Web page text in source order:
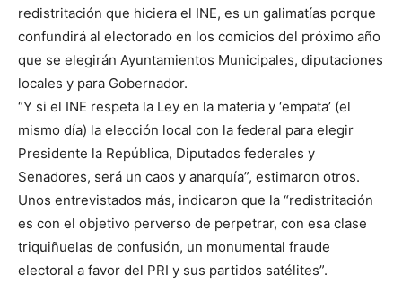
redistritación que hiciera el INE, es un galimatías porque
confundirá al electorado en los comicios del próximo año
que se elegirán Ayuntamientos Municipales, diputaciones
locales y para Gobernador.
“Y si el INE respeta la Ley en la materia y ‘empata’ (el
mismo día) la elección local con la federal para elegir
Presidente la República, Diputados federales y
Senadores, será un caos y anarquía”, estimaron otros.
Unos entrevistados más, indicaron que la “redistritación
es con el objetivo perverso de perpetrar, con esa clase
triquiñuelas de confusión, un monumental fraude
electoral a favor del PRI y sus partidos satélites”.